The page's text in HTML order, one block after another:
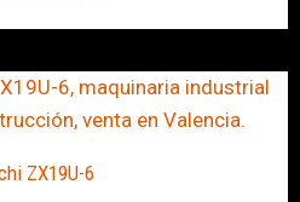
ZX19U-6